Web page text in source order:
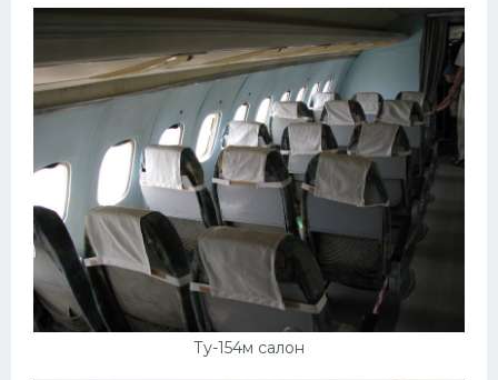
Ту-154м салон